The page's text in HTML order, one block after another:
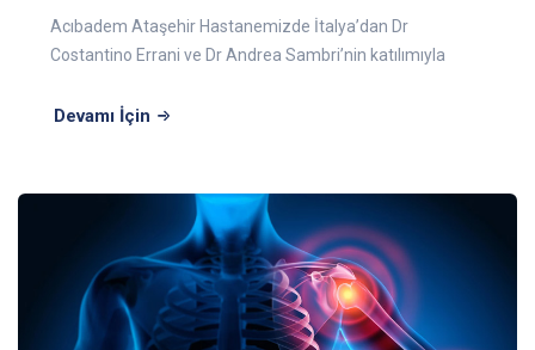
Acıbadem Ataşehir Hastanemizde İtalya’dan Dr
Costantino Errani ve Dr Andrea Sambri’nin katılımıyla
Devamı İçin